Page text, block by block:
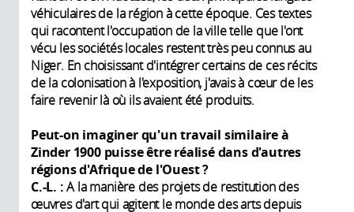
véhiculaires de la région à cette époque. Ces textes
qui racontent l'occupation de la ville telle que l'ont
vécu les sociétés locales restent très peu connus au
Niger. En choisissant d'intégrer certains de ces récits
de la colonisation à l'exposition, j'avais à cœur de les
faire revenir là où ils avaient été produits.
Peut-on imaginer qu'un travail similaire à
Zinder 1900 puisse être réalisé dans d'autres
régions d'Afrique de l'Ouest ?
C.-L. :A la manière des projets de restitution des
œuvres d'art qui agitent le monde des arts depuis